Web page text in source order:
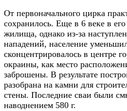
От первоначального цирка
сохранилось. Еще в 6 веке в
жилища, однако из-за
нападений, население
сконцентрировалось в центре
окраины, как место
заброшены. В результате
разобрана на камни для
стены. Последние сваи были
наводнением 580 г.